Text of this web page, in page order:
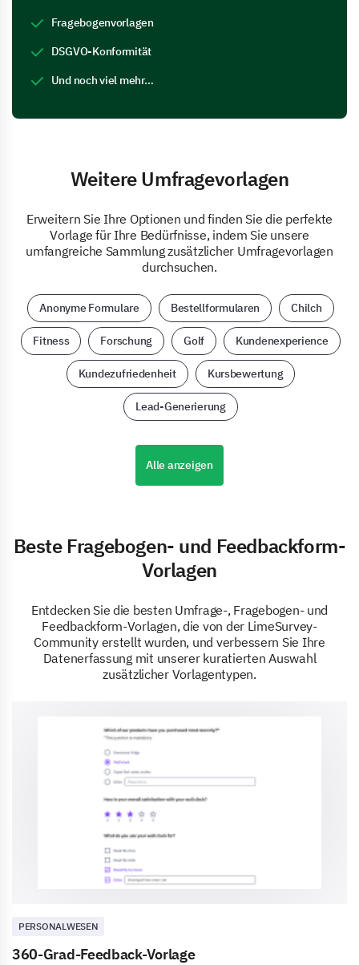
Fragebogenvorlagen
DSGVO-Konformität
Und noch viel mehr…
Weitere Umfragevorlagen
Erweitern Sie Ihre Optionen und finden Sie die perfekte
Vorlage für Ihre Bedürfnisse, indem Sie unsere
umfangreiche Sammlung zusätzlicher Umfragevorlagen
durchsuchen.
Anonyme Formulare Bestellformularen Chilch
Fitness Forschung Golf Kundenexperience
Kundezufriedenheit Kursbewertung
Lead-Generierung
Alle anzeigen
Beste Fragebogen- und Feedbackform-
Vorlagen
Entdecken Sie die besten Umfrage-, Fragebogen- und
Feedbackform-Vorlagen, die von der LimeSurvey-
Community erstellt wurden, und verbessern Sie Ihre
Datenerfassung mit unserer kuratierten Auswahl
zusätzlicher Vorlagentypen.
PERSONALWESEN
360-Grad-Feedback-Vorlage